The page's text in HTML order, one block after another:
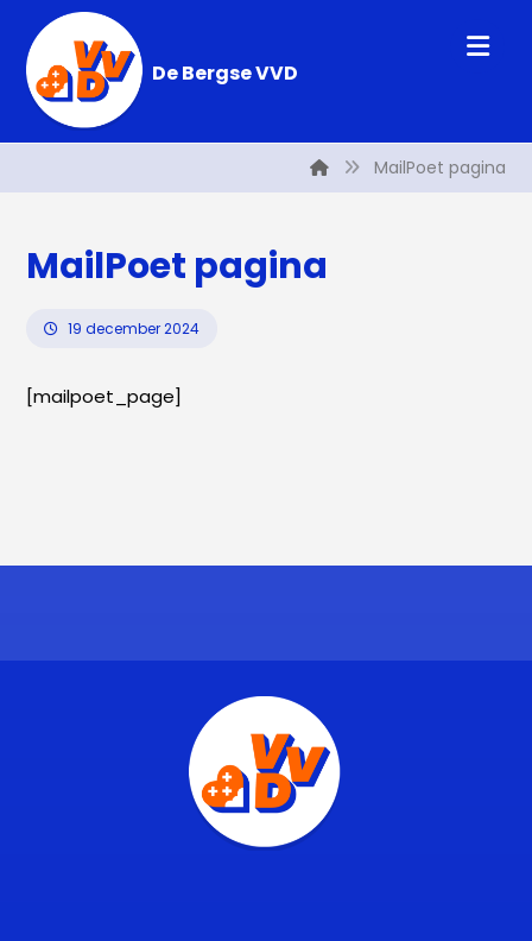
De Bergse VVD
MailPoet pagina
MailPoet pagina
19 december 2024
[mailpoet_page]